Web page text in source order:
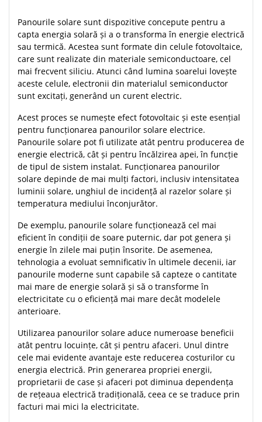
Panourile solare sunt dispozitive concepute pentru a
capta energia solară și a o transforma în energie electrică
sau termică. Acestea sunt formate din celule fotovoltaice,
care sunt realizate din materiale semiconductoare, cel
mai frecvent siliciu. Atunci când lumina soarelui lovește
aceste celule, electronii din materialul semiconductor
sunt excitați, generând un curent electric.
Acest proces se numește efect fotovoltaic și este esențial
pentru funcționarea panourilor solare electrice.
Panourile solare pot fi utilizate atât pentru producerea de
energie electrică, cât și pentru încălzirea apei, în funcție
de tipul de sistem instalat. Funcționarea panourilor
solare depinde de mai mulți factori, inclusiv intensitatea
luminii solare, unghiul de incidență al razelor solare și
temperatura mediului înconjurător.
De exemplu, panourile solare funcționează cel mai
eficient în condiții de soare puternic, dar pot genera și
energie în zilele mai puțin însorite. De asemenea,
tehnologia a evoluat semnificativ în ultimele decenii, iar
panourile moderne sunt capabile să capteze o cantitate
mai mare de energie solară și să o transforme în
electricitate cu o eficiență mai mare decât modelele
anterioare.
Utilizarea panourilor solare aduce numeroase beneficii
atât pentru locuințe, cât și pentru afaceri. Unul dintre
cele mai evidente avantaje este reducerea costurilor cu
energia electrică. Prin generarea propriei energii,
proprietarii de case și afaceri pot diminua dependența
de rețeaua electrică tradițională, ceea ce se traduce prin
facturi mai mici la electricitate.